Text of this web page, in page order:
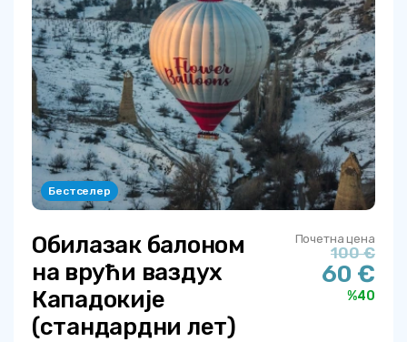
Бестселер
Обилазак балоном
на врући ваздух
Кападокије
(стандардни лет)
Почетна цена
100 €
60 €
%40